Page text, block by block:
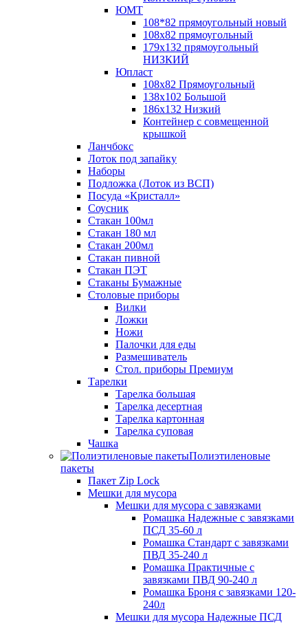
ЮМТ
108*82 прямоугольный новый
108х82 прямоугольный
179х132 прямоугольный
НИЗКИЙ
Юпласт
108х82 Прямоугольный
138х102 Большой
186х132 Низкий
Контейнер с совмещенной
крышкой
Ланчбокс
Лоток под запайку
Наборы
Подложка (Лоток из ВСП)
Посуда «Кристалл»
Соусник
Стакан 100мл
Стакан 180 мл
Стакан 200мл
Стакан пивной
Стакан ПЭТ
Стаканы Бумажные
Столовые приборы
Вилки
Ложки
Ножи
Палочки для еды
Размешиватель
Стол. приборы Премиум
Тарелки
Тарелка большая
Тарелка десертная
Тарелка картонная
Тарелка суповая
Чашка
Полиэтиленовые
пакеты
Пакет Zip Lock
Мешки для мусора
Мешки для мусора с завязками
Ромашка Надежные с завязками
ПСД 35-60 л
Ромашка Стандарт с завязками
ПВД 35-240 л
Ромашка Практичные с
завязками ПВД 90-240 л
Ромашка Броня с завязками 120-
240л
Мешки для мусора Надежные ПСД